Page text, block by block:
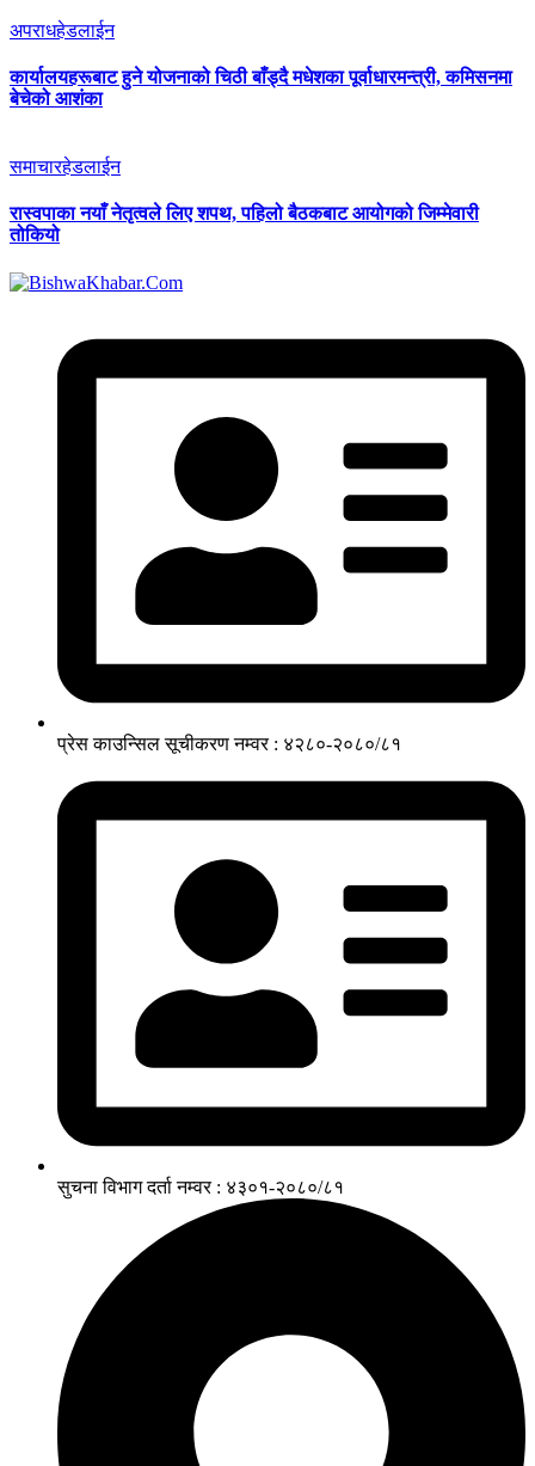
अपराधहेडलाईन
कार्यालयहरूबाट हुने योजनाको चिठी बाँड्दै मधेशका पूर्वाधारमन्त्री, कमिसनमा
बेचेको आशंका
समाचारहेडलाईन
रास्वपाका नयाँ नेतृत्वले लिए शपथ, पहिलो बैठकबाट आयोगको जिम्मेवारी
तोकियो
प्रेस काउन्सिल सूचीकरण नम्वर : ४२८०-२०८०/८१
सुचना विभाग दर्ता नम्वर : ४३०१-२०८०/८१